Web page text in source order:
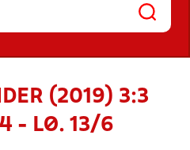
(2019) 3:3
- LØ. 13/6